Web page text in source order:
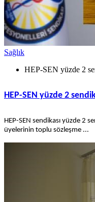
Sağlık
HEP-SEN yüzde 2
HEP-SEN yüzde 2
HEP-SEN sendikası yüzde 2
üyelerinin toplu sözleşme ...